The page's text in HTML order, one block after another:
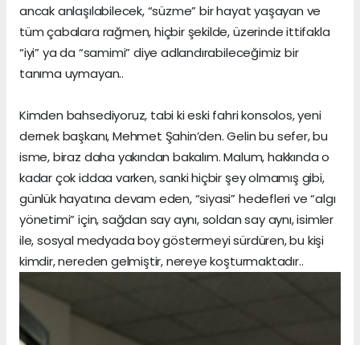
ancak anlaşılabilecek, “süzme” bir hayat yaşayan ve
tüm çabalara rağmen, hiçbir şekilde, üzerinde ittifakla
“iyi” ya da “samimi” diye adlandırabileceğimiz bir
tanıma uymayan..
Kimden bahsediyoruz, tabi ki eski fahri konsolos, yeni
dernek başkanı, Mehmet Şahin’den. Gelin bu sefer, bu
isme, biraz daha yakından bakalım. Malum, hakkında o
kadar çok iddaa varken, sanki hiçbir şey olmamış gibi,
günlük hayatına devam eden, “siyasi” hedefleri ve “algı
yönetimi” için, sağdan say aynı, soldan say aynı, isimler
ile, sosyal medyada boy göstermeyi sürdüren, bu kişi
kimdir, nereden gelmiştir, nereye koşturmaktadır..